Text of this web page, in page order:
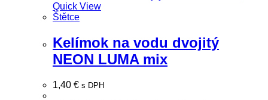
Quick View
Štětce
Kelímok na vodu dvojitý
NEON LUMA mix
1,40 € s DPH